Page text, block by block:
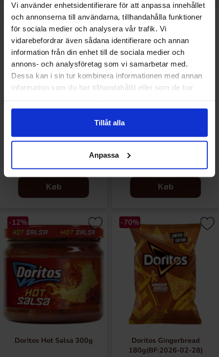
Vi använder enhetsidentifierare för att anpassa innehållet
och annonserna till användarna, tillhandahålla funktioner
för sociala medier och analysera vår trafik. Vi
vidarebefordrar även sådana identifierare och annan
information från din enhet till de sociala medier och
annons- och analysföretag som vi samarbetar med.
Dessa kan i sin tur kombinera informationen med annan
information som du har tillhandahållit eller som de har
Tillåt alla
Anpassa
-12%
56.90 kr 49.90 kr
Køb
26.90 kr
Køb
-12%
Doritos Hot Salsa 300g
-70%
Doritos Gingerbread
180g(BF:2026-02-28)